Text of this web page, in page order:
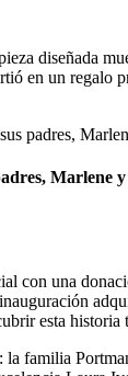
diseñada
en un regalo
Marlene
con una
esta historia